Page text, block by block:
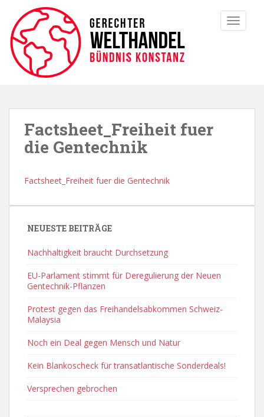
Factsheet_Freiheit fuer
die Gentechnik
Factsheet_Freiheit fuer die Gentechnik
NEUESTE BEITRÄGE
Nachhaltigkeit braucht Durchsetzung
EU-Parlament stimmt für Deregulierung der Neuen
Gentechnik-Pflanzen
Protest gegen das Freihandelsabkommen Schweiz-
Malaysia
Noch ein Deal gegen Mensch und Natur
Kein Blankoscheck für transatlantische Sonderdeals!
Versprechen gebrochen